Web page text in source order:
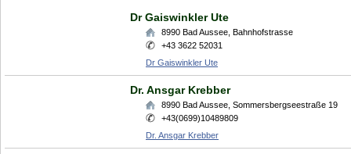
Dr Gaiswinkler Ute
8990 Bad Aussee Bahnhofstrasse
+43 3622 52031
Dr Gaiswinkler Ute
Dr. Ansgar Krebber
8990 Bad Aussee Sommersbergseestraße 19
+43(0699)10489809
Dr. Ansgar Krebber